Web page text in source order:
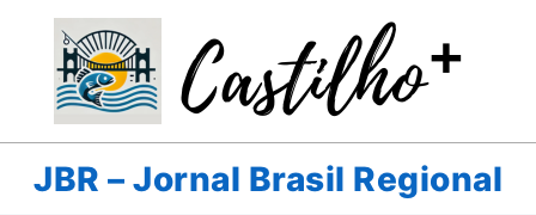
content
CASTILHO
SP
JBR – Jornal Brasil Regional